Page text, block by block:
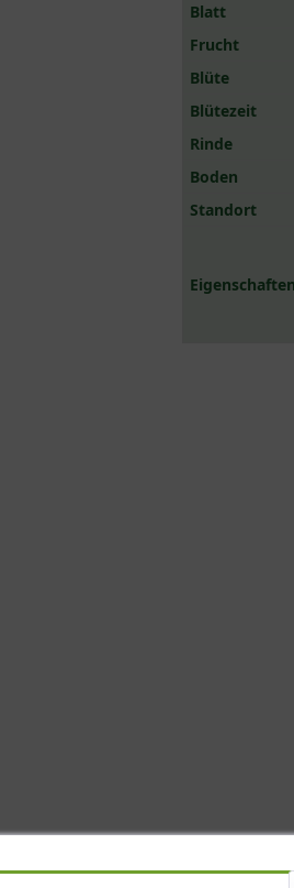
Blatt
Frucht
Blüte
Blütezeit
Rinde
Boden
Standort